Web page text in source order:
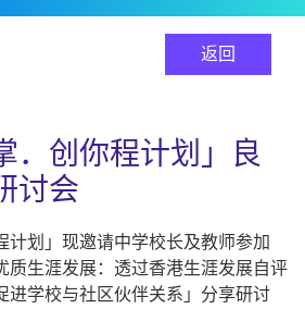
返回
．创你程计划」良
讨会
计划」现邀请中学校长及教师参加
质生涯发展：透过香港生涯发展自评
进学校与社区伙伴关系」分享研讨